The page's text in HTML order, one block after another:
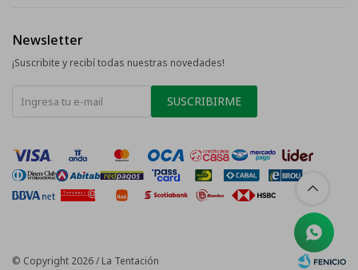
Newsletter
¡Suscribite y recibí todas nuestras novedades!
SUSCRIBIRME
© Copyright 2026 / La Tentación